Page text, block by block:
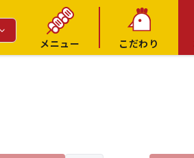
メニュー
こだわり